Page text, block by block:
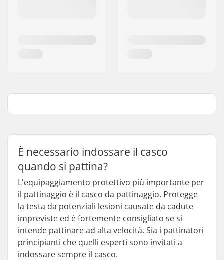
È necessario indossare il casco
quando si pattina?
L'equipaggiamento protettivo più importante per
il pattinaggio è il casco da pattinaggio. Protegge
la testa da potenziali lesioni causate da cadute
impreviste ed è fortemente consigliato se si
intende pattinare ad alta velocità. Sia i pattinatori
principianti che quelli esperti sono invitati a
indossare sempre il casco.